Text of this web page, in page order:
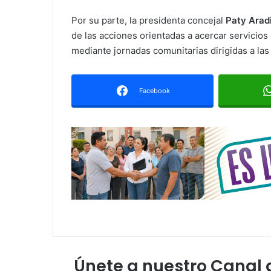
Por su parte, la presidenta concejal Paty
de las acciones orientadas a acercar
mediante jornadas comunitarias dirigidas a
Facebook
Únete a nuestro Canal